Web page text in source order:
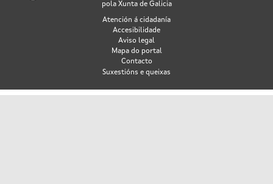
pola Xunta de Galicia
Atención á cidadanía
Accesibilidade
Aviso legal
Mapa do portal
Contacto
Suxestións e queixas